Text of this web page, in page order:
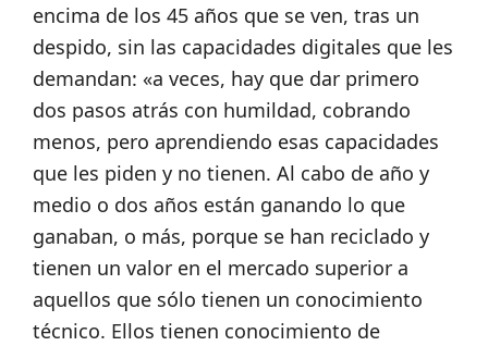
encima de los 45 años que se ven, tras un
despido, sin las capacidades digitales que les
demandan: «a veces, hay que dar primero
dos pasos atrás con humildad, cobrando
menos, pero aprendiendo esas capacidades
que les piden y no tienen. Al cabo de año y
medio o dos años están ganando lo que
ganaban, o más, porque se han reciclado y
tienen un valor en el mercado superior a
aquellos que sólo tienen un conocimiento
técnico. Ellos tienen conocimiento de